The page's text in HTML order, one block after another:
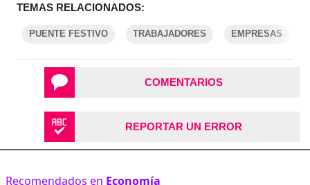
TEMAS RELACIONADOS:
PUENTE FESTIVO TRABAJADORES EMPRESAS
COMENTARIOS
REPORTAR UN ERROR
Recomendados en Economía